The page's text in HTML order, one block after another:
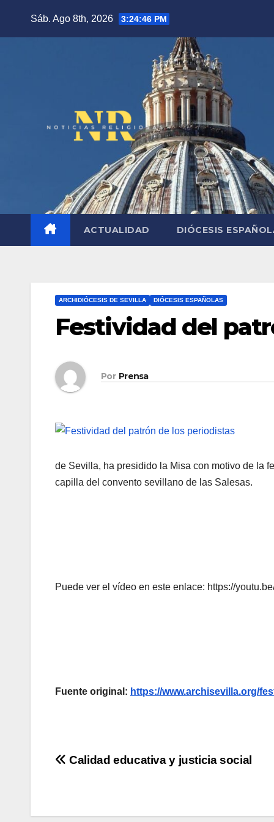
Sáb. Ago 8th, 2026 3:24:47 PM
ACTUALIDAD DIÓCESIS
ARCHIDIÓCESIS DE SEVILLA DIÓCESIS ESPAÑOLAS
Festividad del
Por Prensa
de Sevilla, ha presidido la Misa con motivo de la
capilla del convento sevillano de las Salesas.
Puede ver el vídeo en este enlace: https://
Fuente original: https://www.archisevilla.org/
Navegación
entradas
Calidad educativa y justicia social